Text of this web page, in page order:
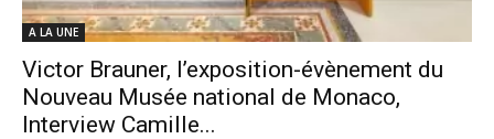
A LA UNE
Victor Brauner, l’exposition-évènement du
Nouveau Musée national de Monaco,
Interview Camille...